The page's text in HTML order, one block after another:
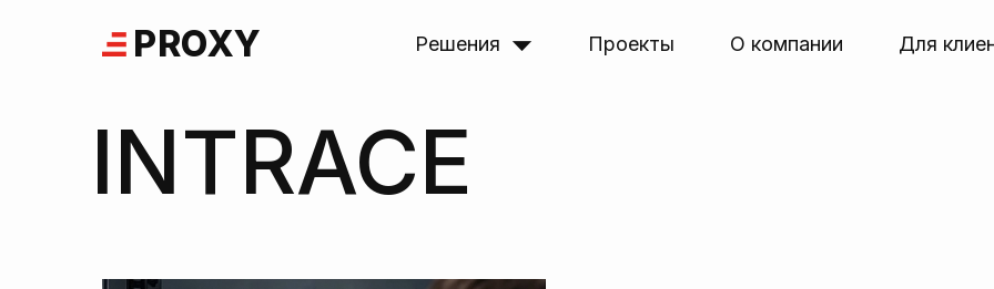
PROXY Решения Проекты О компании Для
INTRACE